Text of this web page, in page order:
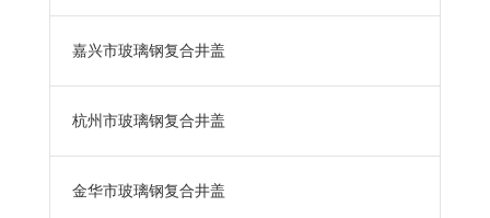
嘉兴市玻璃钢复合井盖
杭州市玻璃钢复合井盖
金华市玻璃钢复合井盖